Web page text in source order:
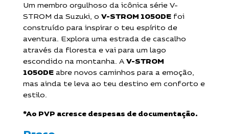
Um membro orgulhoso da icônica série V-
STROM da Suzuki, o V-STROM 1050DE foi
construído para inspirar o teu espírito de
aventura. Explora uma estrada de cascalho
através da floresta e vai para um lago
escondido na montanha. A V-STROM
1050DE abre novos caminhos para a emoção,
mas ainda te leva ao teu destino em conforto e
estilo.
*Ao PVP acresce despesas de documentação.